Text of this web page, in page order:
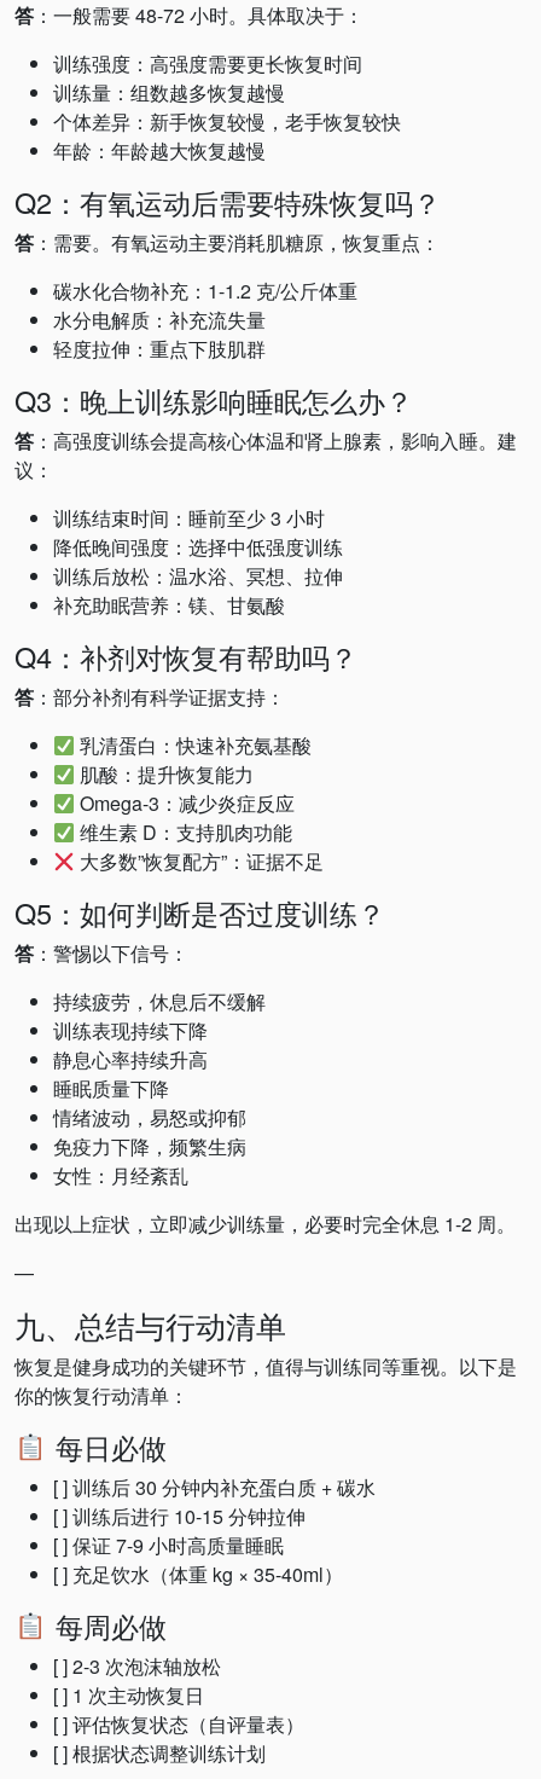
答 ：一般需要 48-72 小时。具体取决于：
训练强度：高强度需要更长恢复时间
训练量：组数越多恢复越慢
个体差异：新手恢复较慢，老手恢复较快
年龄：年龄越大恢复越慢
Q2：有氧运动后需要特殊恢复吗？
答 ：需要。有氧运动主要消耗肌糖原，恢复重点：
碳水化合物补充：1-1.2 克/公斤体重
水分电解质：补充流失量
轻度拉伸：重点下肢肌群
Q3：晚上训练影响睡眠怎么办？
答 ：高强度训练会提高核心体温和肾上腺素，影响入睡。建
议：
训练结束时间：睡前至少 3 小时
降低晚间强度：选择中低强度训练
训练后放松：温水浴、冥想、拉伸
补充助眠营养：镁、甘氨酸
Q4：补剂对恢复有帮助吗？
答 ：部分补剂有科学证据支持：
乳清蛋白：快速补充氨基酸
肌酸：提升恢复能力
Omega-3：减少炎症反应
维生素 D：支持肌肉功能
大多数”恢复配方”：证据不足
Q5：如何判断是否过度训练？
答 ：警惕以下信号：
持续疲劳，休息后不缓解
训练表现持续下降
静息心率持续升高
睡眠质量下降
情绪波动，易怒或抑郁
免疫力下降，频繁生病
女性：月经紊乱
出现以上症状，立即减少训练量，必要时完全休息 1-2 周。
—
九、总结与行动清单
恢复是健身成功的关键环节，值得与训练同等重视。以下是
你的恢复行动清单：
每日必做
[ ] 训练后 30 分钟内补充蛋白质 + 碳水
[ ] 训练后进行 10-15 分钟拉伸
[ ] 保证 7-9 小时高质量睡眠
[ ] 充足饮水（体重 kg × 35-40ml）
每周必做
[ ] 2-3 次泡沫轴放松
[ ] 1 次主动恢复日
[ ] 评估恢复状态（自评量表）
[ ] 根据状态调整训练计划